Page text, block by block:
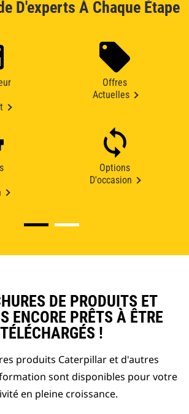
D'experts À Chaque Étape
Offres
Actuelles
Options
D'occasion
DE PRODUITS ET
ENCORE PRÊTS À ÊTRE
TÉLÉCHARGÉS !
produits Caterpillar et d'autres
sont disponibles pour votre
en pleine croissance.